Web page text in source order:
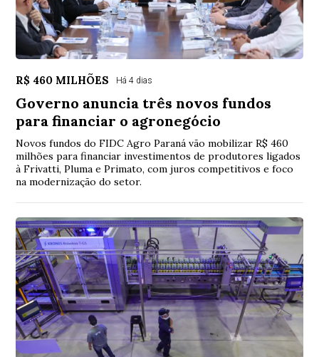
R$ 460 MILHÕES Há 4 dias
Governo anuncia três novos fundos
para financiar o agronegócio
Novos fundos do FIDC Agro Paraná vão mobilizar R$ 460
milhões para financiar investimentos de produtores ligados
à Frivatti, Pluma e Primato, com juros competitivos e foco
na modernização do setor.